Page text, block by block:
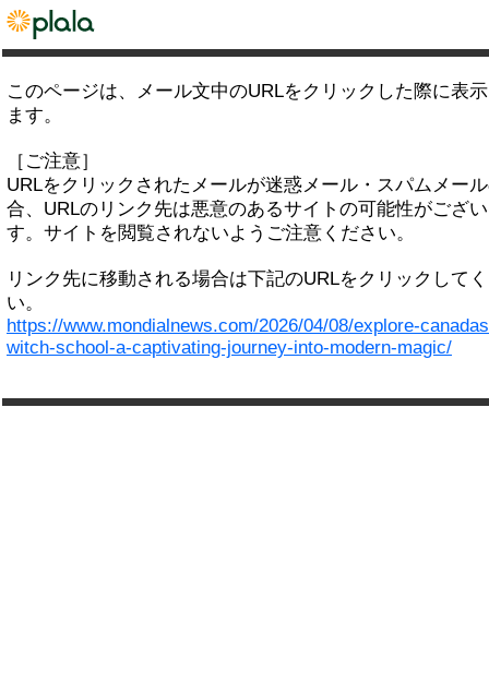
このページは、メール文中のURLをクリックした際に表
ます。
［ご注意］
URLをクリックされたメールが迷惑メール・スパムメー
合、URLのリンク先は悪意のあるサイトの可能性がござ
す。サイトを閲覧されないようご注意ください。
リンク先に移動される場合は下記のURLをクリックして
い。
https://www.mondialnews.com/2026/04/08/explore-
witch-school-a-captivating-journey-into-modern-magic/